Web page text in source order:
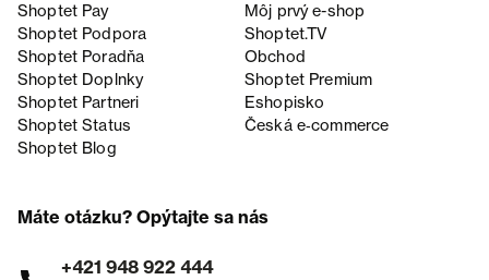
Shoptet Pay
Môj prvý e-shop
Shoptet Podpora
Shoptet.TV
Shoptet Poradňa
Obchod
Shoptet Doplnky
Shoptet Premium
Shoptet Partneri
Eshopisko
Shoptet Status
Česká e‑commerce
Shoptet Blog
Máte otázku? Opýtajte sa nás
+421 948 922 444